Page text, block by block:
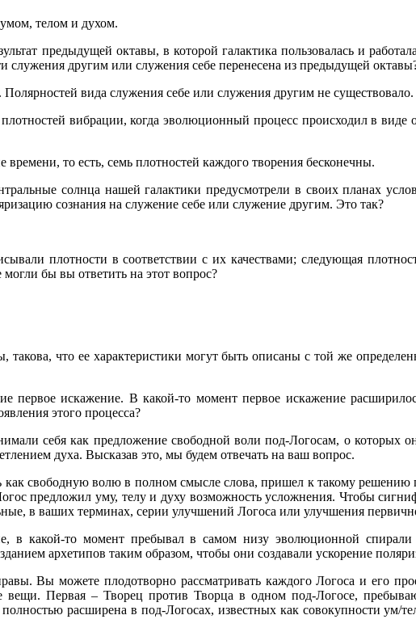
телом и духом.
предыдущей октавы, в которой галактика пользовалась и
служения другим или служения себе перенесена из предыдущей
вида служения себе или служения другим не существовало.
вибрации, когда эволюционный процесс происходил в виде
то есть, семь плотностей каждого творения бесконечны.
солнца нашей галактики предусмотрели в своих планах
сознания на служение себе или служение другим. Это так?
плотности в соответствии с их качествами; следующая
бы вы ответить на этот вопрос?
что ее характеристики могут быть описаны с той же
первое искажение. В какой-то момент первое искажение
этого процесса?
себя как предложение свободной воли под-Логосам, о которых
духа. Высказав это, мы будем отвечать на ваш вопрос.
свободную волю в полном смысле слова, пришел к такому решению
предложил уму, телу и духу возможность усложнения. Чтобы
в ваших терминах, серии улучшений Логоса или улучшения
в какой-то момент пребывал в самом низу эволюционной спирали
архетипов таким образом, чтобы они создавали ускорение
Вы можете плодотворно рассматривать каждого Логоса и его
вещи. Первая – Творец против Творца в одном под-Логосе,
расширена в под-Логосах, известных как совокупности ум/